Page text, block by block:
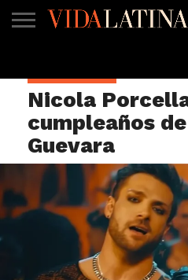
TV
Nicola
cumpleaños
Guevara